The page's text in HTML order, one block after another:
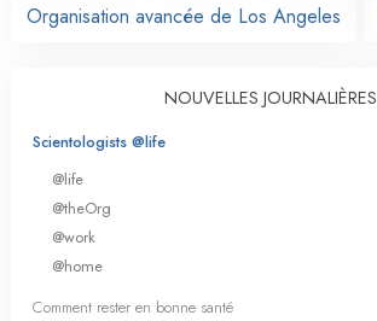
Organisation avancée de Los Angeles
NOUVELLES JOURNALIÈRES
Scientologists @life
@life
@theOrg
@work
@home
Comment rester en bonne santé